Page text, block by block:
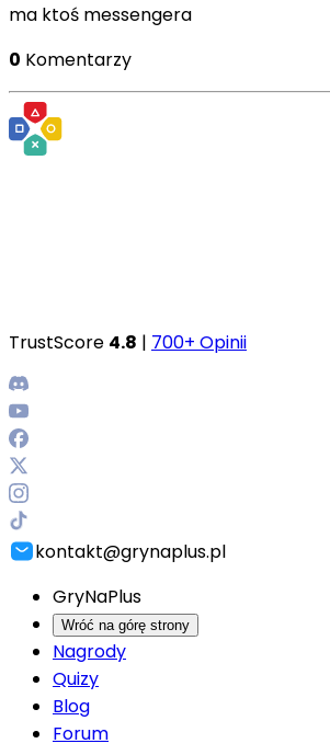
ma ktoś messengera
0 Komentarzy
TrustScore 4.8 | 700+ Opinii
kontakt@grynaplus.pl
GryNaPlus
Wróć na górę strony
Nagrody
Quizy
Blog
Forum